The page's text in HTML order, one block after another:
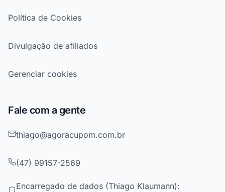
Política de Cookies
Divulgação de afiliados
Gerenciar cookies
Fale com a gente
thiago@agoracupom.com.br
(47) 99157-2569
Encarregado de dados (Thiago Klaumann):